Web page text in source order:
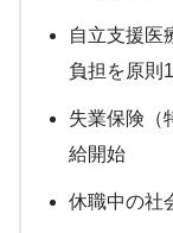
自立支援医
負担を原則
失業保険（
給開始
休職中の社